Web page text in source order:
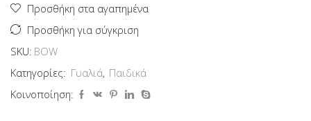
Προσθήκη στα αγαπημένα
Προσθήκη για σύγκριση
SKU: BOW
Κατηγορίες: Γυαλιά, Παιδικά
Κοινοποίηση: